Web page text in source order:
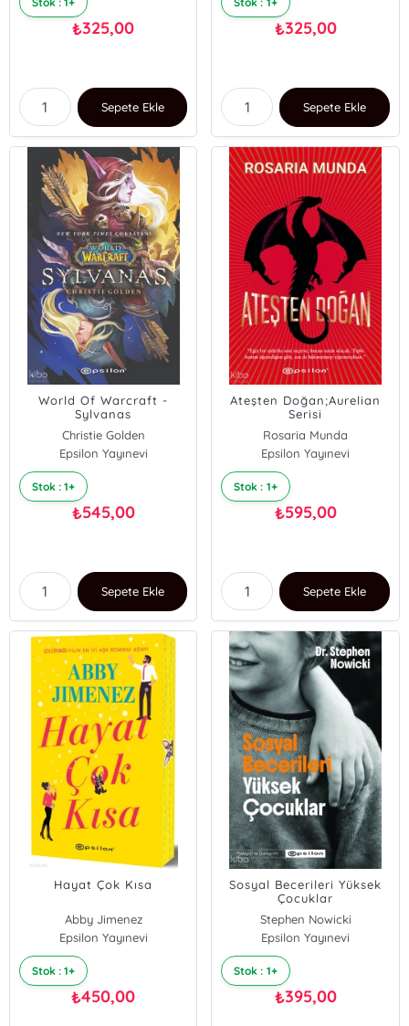
₺325,00
Sepete Ekle
₺325,00
Sepete Ekle
World Of Warcraft -
Sylvanas
Christie Golden
Epsilon Yayınevi
Stok : 1+
₺545,00
Sepete Ekle
Ateşten Doğan;Aurelian
Serisi
Rosaria Munda
Epsilon Yayınevi
Stok : 1+
₺595,00
Sepete Ekle
Hayat Çok Kısa
Abby Jimenez
Epsilon Yayınevi
Stok : 1+
₺450,00
Sosyal Becerileri Yüksek
Çocuklar
Stephen Nowicki
Epsilon Yayınevi
Stok : 1+
₺395,00